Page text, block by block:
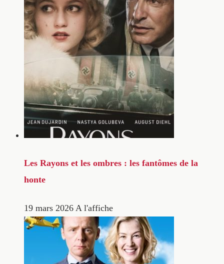
Les Rayons et les ombres : les fantômes de la
honte
19 mars 2026 A l'affiche